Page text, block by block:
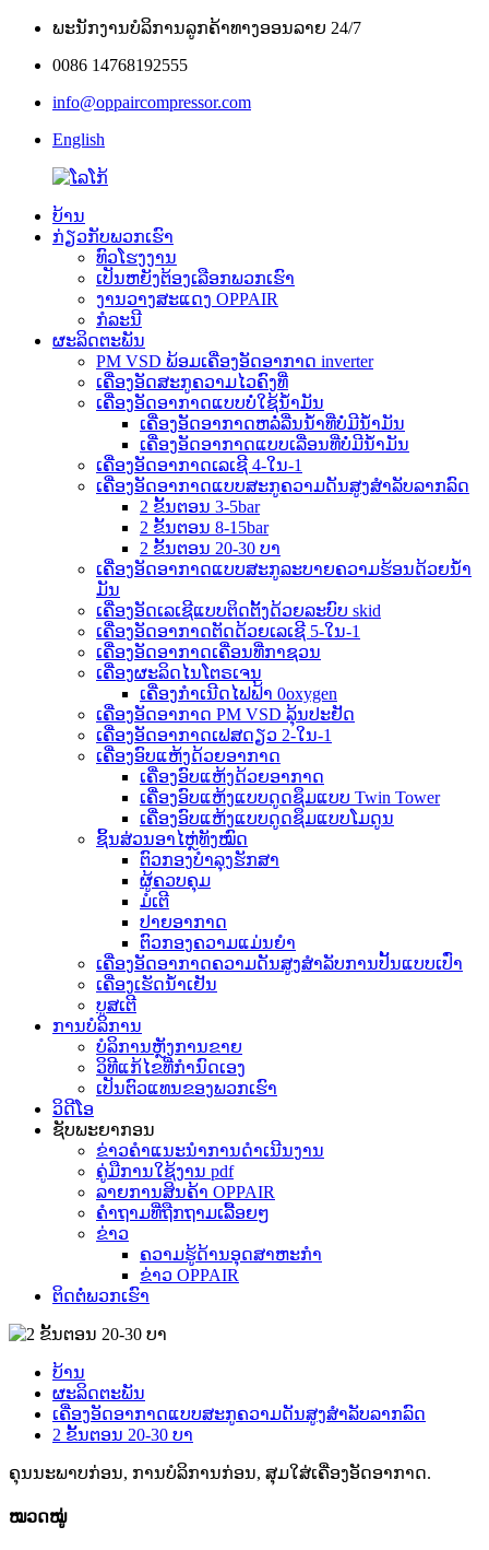
ພະນັກງານບໍລິການລູກຄ້າທາງອອນລາຍ 24/7
0086 14768192555
info@oppaircompressor.com
English
ບ້ານ
ກ່ຽວກັບພວກເຮົາ
ທົວໂຮງງານ
ເປັນຫຍັງຕ້ອງເລືອກພວກເຮົາ
ງານວາງສະແດງ OPPAIR
ກໍລະນີ
ຜະລິດຕະພັນ
PM VSD ພ້ອມເຄື່ອງອັດອາກາດ inverter
ເຄື່ອງອັດສະກູຄວາມໄວຄົງທີ່
ເຄື່ອງອັດອາກາດແບບບໍ່ໃຊ້ນ້ຳມັນ
ເຄື່ອງອັດອາກາດຫລໍ່ລື່ນນ້ຳທີ່ບໍ່ມີນ້ຳມັນ
ເຄື່ອງອັດອາກາດແບບເລື່ອນທີ່ບໍ່ມີນ້ຳມັນ
ເຄື່ອງອັດອາກາດເລເຊີ 4-ໃນ-1
ເຄື່ອງອັດອາກາດແບບສະກູຄວາມດັນສູງສຳລັບລາກລົດ
2 ຂັ້ນຕອນ 3-5bar
2 ຂັ້ນຕອນ 8-15bar
2 ຂັ້ນຕອນ 20-30 ບາ
ເຄື່ອງອັດອາກາດແບບສະກູລະບາຍຄວາມຮ້ອນດ້ວຍນ້ຳ
ມັນ
ເຄື່ອງອັດເລເຊີແບບຕິດຕັ້ງດ້ວຍລະບົບ skid
ເຄື່ອງອັດອາກາດຕັດດ້ວຍເລເຊີ 5-ໃນ-1
ເຄື່ອງອັດອາກາດເຄື່ອນທີ່ກາຊວນ
ເຄື່ອງຜະລິດໄນໂຕຣເຈນ
ເຄື່ອງກຳເນີດໄຟຟ້າ 0oxygen
ເຄື່ອງອັດອາກາດ PM VSD ລຸ້ນປະຢັດ
ເຄື່ອງອັດອາກາດເຟສດຽວ 2-ໃນ-1
ເຄື່ອງອົບແຫ້ງດ້ວຍອາກາດ
ເຄື່ອງອົບແຫ້ງດ້ວຍອາກາດ
ເຄື່ອງອົບແຫ້ງແບບດູດຊຶມແບບ Twin Tower
ເຄື່ອງອົບແຫ້ງແບບດູດຊຶມແບບໂມດູນ
ຊິ້ນສ່ວນອາໄຫຼ່ທັງໝົດ
ຕົວກອງບຳລຸງຮັກສາ
ຜູ້ຄວບຄຸມ
ມໍເຕີ
ປາຍອາກາດ
ຕົວກອງຄວາມແມ່ນຍໍາ
ເຄື່ອງອັດອາກາດຄວາມດັນສູງສຳລັບການປັ້ນແບບເປົ່າ
ເຄື່ອງເຮັດນ້ຳເຢັນ
ບູສເຕີ
ການບໍລິການ
ບໍລິການຫຼັງການຂາຍ
ວິທີແກ້ໄຂທີ່ກຳນົດເອງ
ເປັນຕົວແທນຂອງພວກເຮົາ
ວິດີໂອ
ຊັບພະຍາກອນ
ຂ່າວຄຳແນະນຳການດຳເນີນງານ
ຄູ່ມືການໃຊ້ງານ pdf
ລາຍການສິນຄ້າ OPPAIR
ຄຳຖາມທີ່ຖືກຖາມເລື້ອຍໆ
ຂ່າວ
ຄວາມຮູ້ດ້ານອຸດສາຫະກໍາ
ຂ່າວ OPPAIR
ຕິດຕໍ່ພວກເຮົາ
ບ້ານ
ຜະລິດຕະພັນ
ເຄື່ອງອັດອາກາດແບບສະກູຄວາມດັນສູງສຳລັບລາກລົດ
2 ຂັ້ນຕອນ 20-30 ບາ
ຄຸນນະພາບກ່ອນ, ການບໍລິການກ່ອນ, ສຸມໃສ່ເຄື່ອງອັດອາກາດ.
ໝວດໝູ່